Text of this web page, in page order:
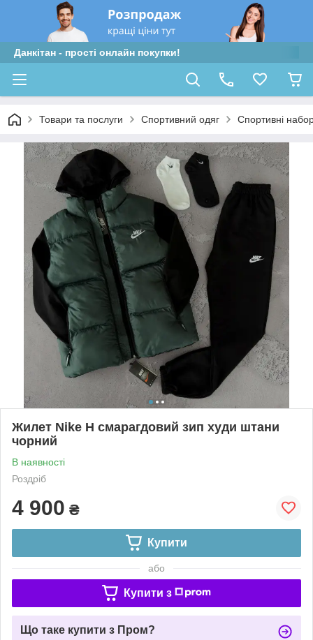
Данкітан - прості онлайн покупки!
Товари та послуги Спортивний одяг Спортивні
Жилет Nike H смарагдовий зип худи штани
чорний
В наявності
Роздріб
4 900 ₴
Купити
або
Купити з
Що таке купити з Пром?